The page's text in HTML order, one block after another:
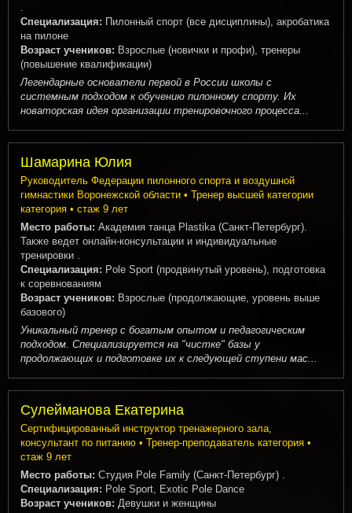
.
Специализация: Пилонный спорт (все дисциплины), акробатика
на пилоне
Возраст учеников: Взрослые (новички и профи), тренеры
(повышение квалификации)
Легендарные основатели первой в России школы с
системным подходом к обучению пилонному спорту. Их
новаторская идея организации тренировочного процесса...
Шамарина Юлия
Руководитель Федерации пилонного спорта и воздушной
гимнастики Воронежской области • Тренер высшей категории
категория • стаж 9 лет
Место работы: Академия танца Plastika (Санкт-Петербург).
Также ведет онлайн-консультации и индивидуальные
тренировки .
Специализация: Pole Sport (продвинутый уровень), подготовка
к соревнованиям
Возраст учеников: Взрослые (продолжающие, уровень выше
базового)
Уникальный тренер с богатым опытом и педагогическим
подходом. Специализируется на "чистке" базы у
продолжающих и подготовке их к следующей ступени мас...
Сулейманова Екатерина
Сертифицированный инструктор тренажерного зала,
консультант по питанию • Тренер-преподаватель категория •
стаж 9 лет
Место работы: Студия Pole Family (Санкт-Петербург) .
Специализация: Pole Sport, Exotic Pole Dance
Возраст учеников: Девушки и женщины